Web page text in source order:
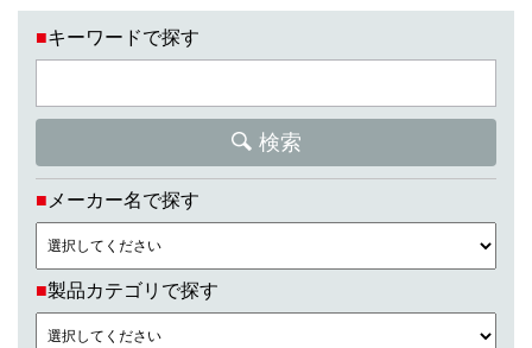
■キーワードで探す
検索
■ メーカー名で探す
■製品カテゴリで探す